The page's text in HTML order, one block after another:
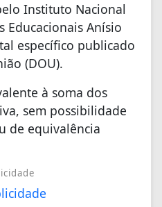
Instituto Nacional
Educacionais Anísio
específico publicado
(DOU).
à soma dos
sem possibilidade
de equivalência